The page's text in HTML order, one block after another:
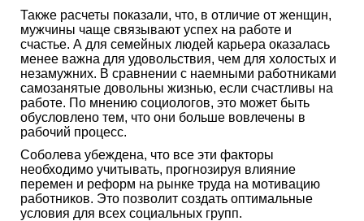
Также расчеты показали, что, в отличие от женщин,
мужчины чаще связывают успех на работе и
счастье. А для семейных людей карьера оказалась
менее важна для удовольствия, чем для холостых и
незамужних. В сравнении с наемными работниками
самозанятые довольны жизнью, если счастливы на
работе. По мнению социологов, это может быть
обусловлено тем, что они больше вовлечены в
рабочий процесс.
Соболева убеждена, что все эти факторы
необходимо учитывать, прогнозируя влияние
перемен и реформ на рынке труда на мотивацию
работников. Это позволит создать оптимальные
условия для всех социальных групп.